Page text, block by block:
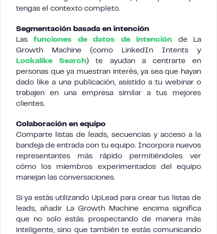
tengas el contexto completo.
Segmentación basada en intención
Lasfunciones de datos de intención de La
Growth Machine (como LinkedIn Intents y
Lookalike Search) te ayudan a centrarte en
personas que ya muestran interés, ya sea que hayan
dado like a una publicación, asistido a tu webinar o
trabajen en una empresa similar a tus mejores
clientes.
Colaboración en equipo
Comparte listas de leads, secuencias y acceso a la
bandeja de entrada con tu equipo. Incorpora nuevos
representantes más rápido permitiéndoles ver
cómo los miembros experimentados del equipo
manejan las conversaciones.
Si ya estás utilizando UpLead para crear tus listas de
leads, añadir La Growth Machine encima significa
que no solo estás prospectando de manera más
inteligente, sino que también te estás comunicando